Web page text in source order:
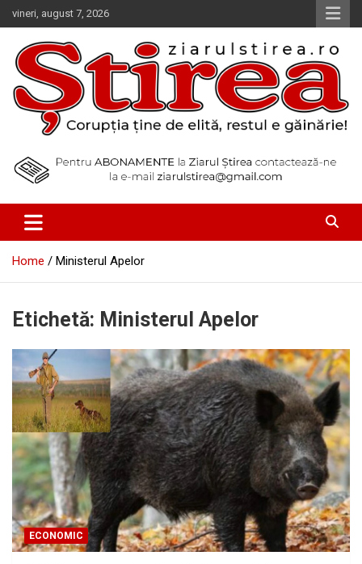
Skip
to
content
vineri, august 7, 2026
Ziarul Știrea
Home Ministerul Apelor
Etichetă: Ministerul Apelor
ECONOMIC